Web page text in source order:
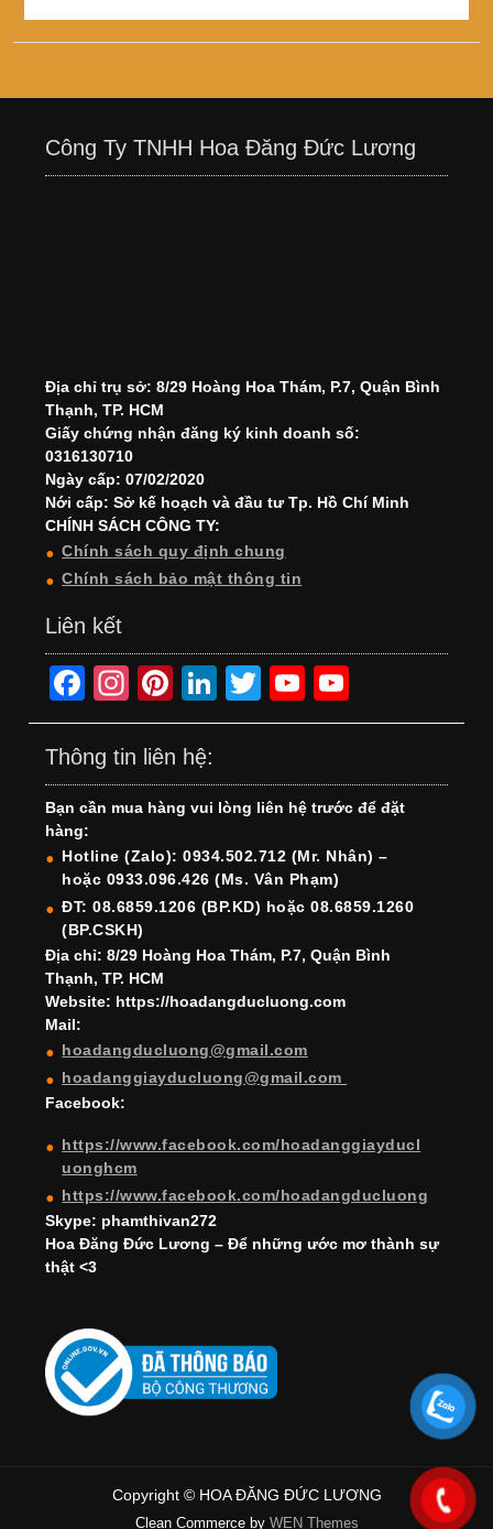
Công Ty TNHH Hoa Đăng Đức Lương
Địa chỉ trụ sở: 8/29 Hoàng Hoa Thám, P.7, Quận Bình
Thạnh, TP. HCM
Giấy chứng nhận đăng ký kinh doanh số:
0316130710
Ngày cấp: 07/02/2020
Nới cấp: Sở kế hoạch và đầu tư Tp. Hồ Chí Minh
CHÍNH SÁCH CÔNG TY:
Chính sách quy định chung
Chính sách bảo mật thông tin
Liên kết
F
a
c
e
b
o
o
k
In
st
a
gr
a
m
Pi
nt
er
e
st
Li
n
e
dI
n
T
wi
er
Y
o
T
u
b
e
o
T
u
b
e
h
Thông tin liên hệ:
Bạn cần mua hàng vui lòng liên hệ trước để đặt
hàng:
Hotline (Zalo): 0934.502.712 (Mr. Nhân) –
hoặc 0933.096.426 (Ms. Vân Phạm)
ĐT: 08.6859.1206 (BP.KD) hoặc 08.6859.1260
(BP.CSKH)
Địa chỉ: 8/29 Hoàng Hoa Thám, P.7, Quận Bình
Thạnh, TP. HCM
Website: https://hoadangducluong.com
Mail:
hoadangducluong@gmail.com
hoadanggiayducluong@gmail.com
Facebook:
https://www.facebook.com/hoadanggiayducl
uonghcm
https://www.facebook.com/hoadangducluong
Skype: phamthivan272
Hoa Đăng Đức Lương – Để những ước mơ thành sự
thật <3
Copyright © HOA ĐĂNG ĐỨC LƯƠNG
Clean Commerce by WEN Themes